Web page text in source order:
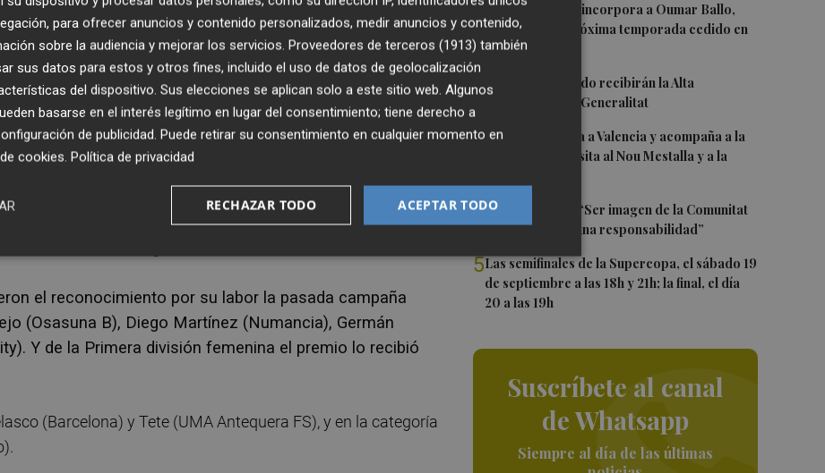
1 Valencia Basket incorpora a Oumar Ballo,
que jugará la próxima temporada cedido en
Galatasaray
2Ferran y Grimaldo recibirán la Alta
Distinción de la Generalitat
3 Kiat Lim regresa a Valencia y acompaña a la
plantilla en su visita al Nou Mestalla y a la
4Ferran Torres: “Ser imagen de la Comunitat
es un orgullo y una responsabilidad”
5Las semifinales de la Supercopa, el sábado 19
de septiembre a las 18h y 21h; la final, el día
20 a las 19h
Suscríbete al canal
de Whatsapp
Siempre al día de las últimas
y a la ejemplaridad en el comportamiento, el respeto y el
sirvió para realizar un homenaje a Venancio López, que
se rinde, que ayuda a los desfavorecidos, con un
y decidimos darle este reconocimiento porque
desde la RFEF", aseguró Rubiales.
Fernández (ex del Racing de Santander) y Miguel
ascender a LaLiga SmartBank.
el reconocimiento por su labor la pasada campaña
(Osasuna B), Diego Martínez (Numancia), Germán
Y de la Primera división femenina el premio lo recibió
(Barcelona) y Tete (UMA Antequera FS), y en la categoría
para ofrecer anuncios y contenido personalizados, medir anuncios y contenido,
sobre la audiencia y mejorar los servicios. Proveedores de terceros (1913) también
sus datos para estos y otros fines, incluido el uso de datos de geolocalización
del dispositivo. Sus elecciones se aplican solo a este sitio web. Algunos
basarse en el interés legítimo en lugar del consentimiento; tiene derecho a
de publicidad. Puede retirar su consentimiento en cualquier momento en
cookies. Política de privacidad
ACEPTAR TODO
RECHAZAR TODO